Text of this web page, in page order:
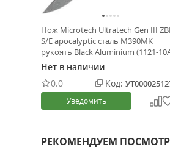
Нож Microtech Ultratech Gen III
S/E apocalyptic сталь M390MK
рукоять Black Aluminium (1121-
Нет в наличии
0.0
Код:
Уведомить
РЕКОМЕНДУЕМ